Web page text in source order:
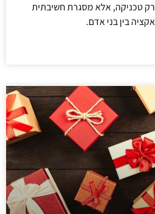
טכניקה, אלא מסגרת חשיבתית
בין בני אדם.